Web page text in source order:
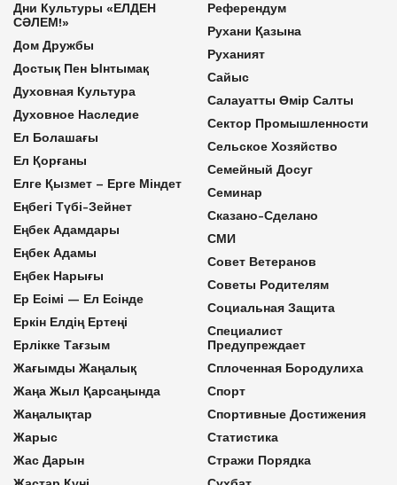
Дни Культуры «ЕЛДЕН
СӘЛЕМ!»
Дом Дружбы
Достық Пен Ынтымақ
Духовная Культура
Духовное Наследие
Ел Болашағы
Ел Қорғаны
Елге Қызмет – Ерге Міндет
Еңбегі Түбі-Зейнет
Еңбек Адамдары
Еңбек Адамы
Еңбек Нарығы
Ер Есімі — Ел Есінде
Еркін Елдің Ертеңі
Ерлікке Тағзым
Жағымды Жаңалық
Жаңа Жыл Қарсаңында
Жаңалықтар
Жарыс
Жас Дарын
Референдум
Рухани Қазына
Руханият
Сайыс
Салауатты Өмір Салты
Сектор Промышленности
Сельское Хозяйство
Семейный Досуг
Семинар
Сказано-Сделано
СМИ
Совет Ветеранов
Советы Родителям
Социальная Защита
Специалист
Предупреждает
Сплоченная Бородулиха
Спорт
Спортивные Достижения
Статистика
Стражи Порядка